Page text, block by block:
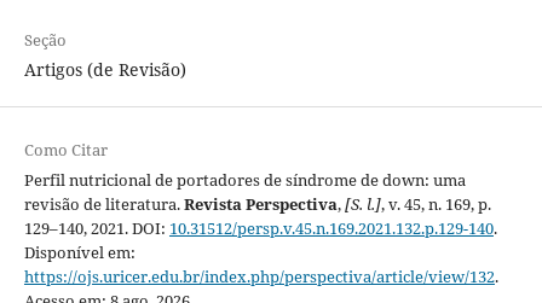
Seção
Artigos (de Revisão)
Como Citar
Perfil nutricional de portadores de síndrome de down: uma
revisão de literatura.Revista Perspectiva,[S. l.], v. 45, n. 169, p.
129–140, 2021. DOI: 10.31512/persp.v.45.n.169.2021.132.p.129-140.
Disponível em:
https://ojs.uricer.edu.br/index.php/perspectiva/article/view/132.